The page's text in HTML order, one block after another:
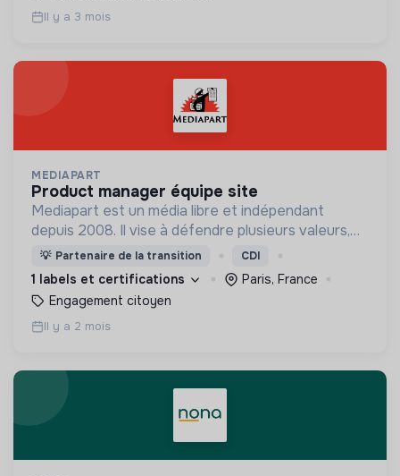
Il y a 3 mois
MEDIAPART
product manager équipe site
Mediapart est un média libre et indépendant
depuis 2008. Il vise à défendre plusieurs valeurs,
dont la liberté de la presse, l'indépendance et la
transparence.
💡 Partenaire de la transition CDI
1 labels et certifications
Paris, France
Engagement citoyen
Il y a 2 mois